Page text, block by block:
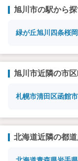
旭川市の駅から
緑が丘旭川四条桜岡
旭川市近隣の市
札幌市清田区函館市
北海道近隣の都